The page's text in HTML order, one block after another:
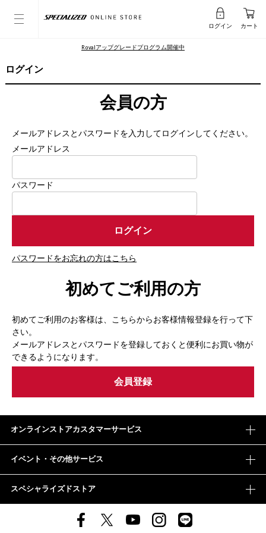
ログイン カート
Rovalアップグレードプログラム開催中
ログイン
会員の方
メールアドレスとパスワードを入力してログインしてください。
メールアドレス
パスワード
パスワードをお忘れの方はこちら
初めてご利用の方
初めてご利用のお客様は、こちらからお客様情報登録を行って下
さい。
メールアドレスとパスワードを登録しておくと便利にお買い物が
できるようになります。
オンラインストアカスタマーサービス
イベント・その他サービス
スペシャライズドストア